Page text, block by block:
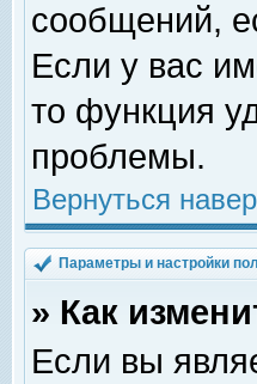
сообщений,
Если у вас
то функция
проблемы.
Вернуться
Параметры и настройки
» Как
Если вы